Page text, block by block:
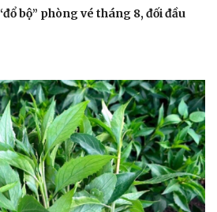
bộ” phòng vé tháng 8, đối đầu